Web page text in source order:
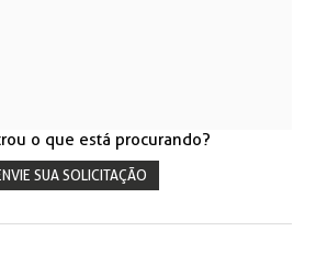
o que está procurando?
SUA SOLICITAÇÃO